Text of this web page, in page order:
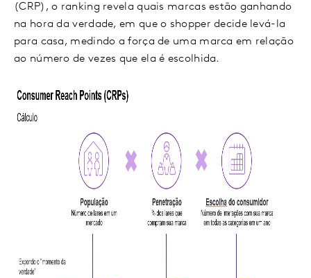
(CRP), o ranking revela quais marcas estão ganhando
na hora da verdade, em que o shopper decide levá-la
para casa, medindo a força de uma marca em relação
ao número de vezes que ela é escolhida.